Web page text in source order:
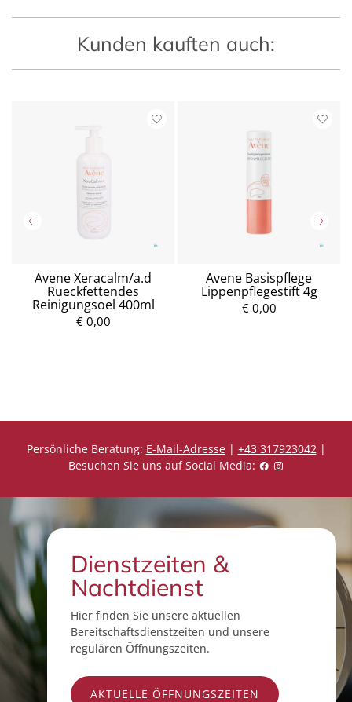
Kunden kauften auch:
Avene Xeracalm/a.d
Rueckfettendes
Reinigungsoel 400ml
€ 0,00
Avene Basispflege
Lippenpflegestift 4g
€ 0,00
Persönliche Beratung: E-Mail-Adresse| +43 317923042|
Besuchen Sie uns auf Social Media:
Dienstzeiten &
Nachtdienst
Hier finden Sie unsere aktuellen
Bereitschaftsdienstzeiten und unsere
regulären Öffnungszeiten.
AKTUELLE ÖFFNUNGSZEITEN